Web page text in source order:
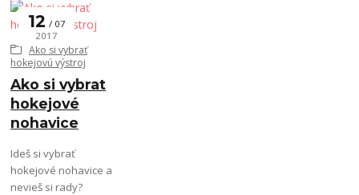
Ako si vybrat
hokejové
nohavice
12
07
2017
Ako si vybrať
hokejovú výstroj
Ideš si vybrať
hokejové nohavice a
nevieš si rady?